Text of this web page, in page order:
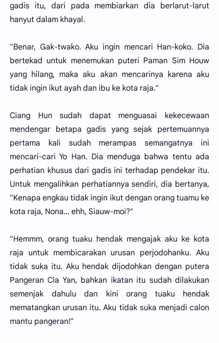
gadis itu, dari pada membiarkan dia berlarut-larut
hanyut dalam khayal.
"Benar, Gak-twako. Aku ingin mencari Han-koko. Dia
bertekad untuk menemukan puteri Paman Sim Houw
yang hilang, maka aku akan mencarinya karena aku
tidak ingin ikut ayah dan ibu ke kota raja."
Ciang Hun sudah dapat menguasai kekecewaan
mendengar betapa gadis yang sejak pertemuannya
pertama kali sudah merampas semangatnya ini
mencari-cari Yo Han. Dia menduga bahwa tentu ada
perhatian khusus dari gadis ini terhadap pendekar itu.
Untuk mengalihkan perhatiannya sendiri, dia bertanya,
"Kenapa engkau tidak ingin ikut dengan orang tuamu ke
kota raja, Nona... ehh, Siauw-moi?"
"Hemmm, orang tuaku hendak mengajak aku ke kota
raja untuk membicarakan urusan perjodohanku. Aku
tidak suka itu. Aku hendak dijodohkan dengan putera
Pangeran Cia Yan, bahkan ikatan itu sudah dilakukan
semenjak dahulu dan kini orang tuaku hendak
mematangkan urusan itu. Aku tidak suka menjadi calon
mantu pangeran!"